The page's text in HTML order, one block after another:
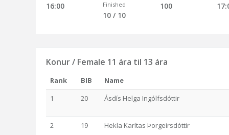
16:00
Finished
10 / 10
100
Konur / Female 11 ára til 13 ára
Rank BIB
Name
1
20 Ásdís Helga Ingólfsdóttir
2 19 Hekla Karítas Þorgeirsdóttir